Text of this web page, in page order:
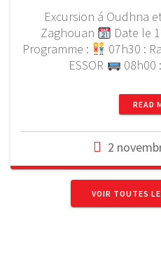
Excursion á Oudhna
Zaghouan
Date le
Programme :
07h30 :
ESSOR
READ
2
VOIR TOUTES